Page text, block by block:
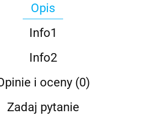
Opis
Info1
Info2
i oceny (0)
Zadaj pytanie